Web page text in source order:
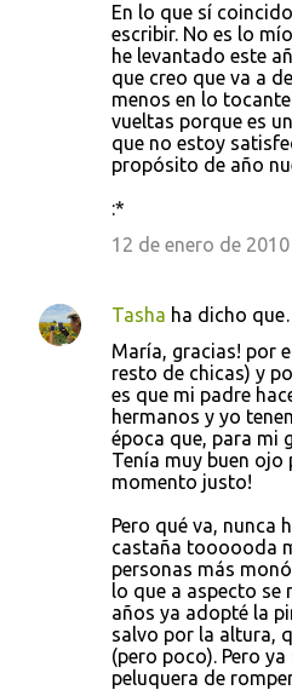
En lo que sí
escribir. No es lo
he levantado este
que creo que va a
menos en lo
vueltas porque es
que no estoy
propósito de año
:*
12 de enero de
Tasha ha dicho
María, gracias! por
resto de chicas) y
es que mi padre
hermanos y yo
época que, para mi
Tenía muy buen ojo
momento justo!
Pero qué va, nunca
castaña toooooda
personas más
lo que a aspecto se
años ya adopté la
salvo por la altura,
(pero poco). Pero
peluquera de